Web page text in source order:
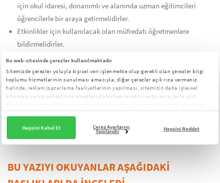
Bu web-sitesinde çerezler kullanılmaktadır
Sitemizde çerezler yoluyla kişisel veri işlenmekte olup gerekli olan çerezler bilgi
toplumu hizmetlerinin sunulması amacıyla; diğer çerezler açık rıza vermeniz
halinde, reklam/pazarlama faaliyetlerinin yapılması, sitemizin daha işlevsel
kılınması ve kişiselleştirme amaçlarıyla kullanılacaktır ve bu amaçlarla yurt
Hepsini Kabul Et Çerez Ayarlarını
Yapılandır Hepsini Reddet
için okul idaresi, donanımlı ve alanında uzman eğitimcileri
öğrencilerle bir araya getirmelidirler.
Etkinlikler için kullanılacak olan müfredatı öğretmenlere
bildirmelidirler.
Öğretmenlerin etkinlikler için belirlediği ve ihtiyaç duyulan
etkinlik materyallerini temin etmelidir.
Velilerle kurulacak ilişkilerde de öğretmenlerle iş birliği içinde
aktif rol almaları gerekir.
Son Güncelleme Tarihi: 24 Mayıs 2021
Çağrı Mustafa Alkan
BU YAZIYI OKUYANLAR AŞAĞIDAKİ